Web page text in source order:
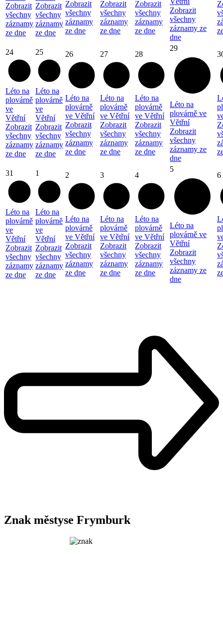
Zobrazit
všechny
záznamy
ze dne
Zobrazit
všechny
záznamy
ze dne
Zobrazit
všechny
záznamy
ze dne
Zobrazit
všechny
záznamy
ze dne
Zobrazit
všechny
záznamy
ze dne
Zobrazit
všechny
záznamy ze
dne
24
Léto na
plovárně
ve
Větřní
Zobrazit
všechny
záznamy
ze dne
25
Léto na
plovárně
ve
Větřní
Zobrazit
všechny
záznamy
ze dne
26
Léto na
plovárně
ve Větřní
Zobrazit
všechny
záznamy
ze dne
27
Léto na
plovárně
ve Větřní
Zobrazit
všechny
záznamy
ze dne
28
Léto na
plovárně
ve Větřní
Zobrazit
všechny
záznamy
ze dne
29
Léto na
plovárně ve
Větřní
Zobrazit
všechny
záznamy ze
dne
31
Léto na
plovárně
ve
Větřní
Zobrazit
všechny
záznamy
ze dne
1
Léto na
plovárně
ve
Větřní
Zobrazit
všechny
záznamy
ze dne
2
Léto na
plovárně
ve Větřní
Zobrazit
všechny
záznamy
ze dne
3
Léto na
plovárně
ve Větřní
Zobrazit
všechny
záznamy
ze dne
4
Léto na
plovárně
ve Větřní
Zobrazit
všechny
záznamy
ze dne
5
Léto na
plovárně ve
Větřní
Zobrazit
všechny
záznamy ze
dne
6
Znak městyse Frymburk